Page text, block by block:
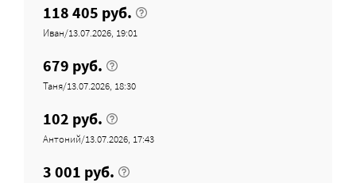
118 405 руб.
Иван/13.07.2026, 19:01
679 руб.
Таня/13.07.2026, 18:30
102 руб.
Антоний/13.07.2026, 17:43
3 001 руб.